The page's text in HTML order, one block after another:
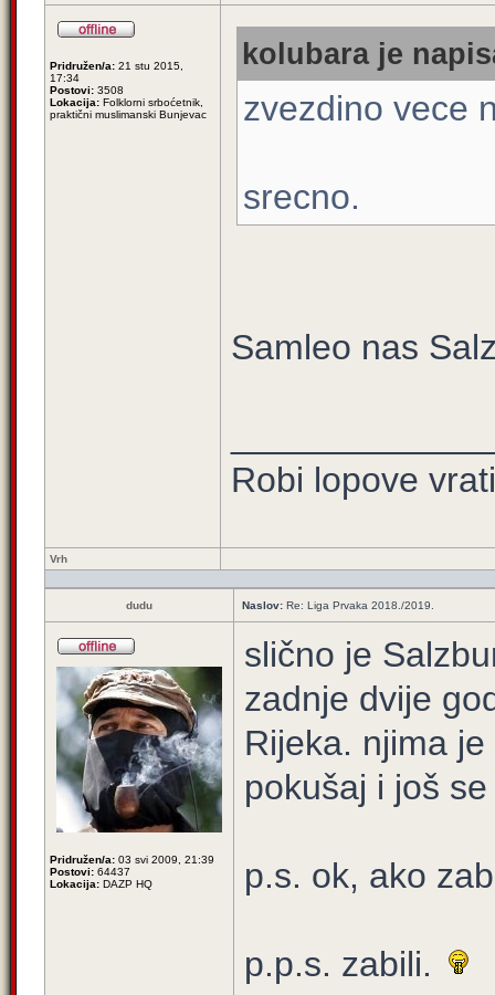
Pridružen/a: 21 stu 2015,
17:34
Postovi: 3508
Lokacija: Folklorni srboćetnik,
praktični muslimanski Bunjevac
kolubara je
zvezdino vece
srecno.
Samleo nas
Robi lopove
Vrh
dudu Naslov: Re: Liga Prvaka 2018./2019.
Pridružen/a: 03 svi 2009, 21:39
Postovi: 64437
Lokacija: DAZP HQ
slično je
zadnje dvije
Rijeka. njima
pokušaj i još
p.s. ok, ako
p.p.s. zabili.